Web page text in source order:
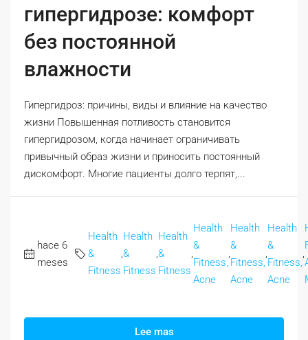
гипергидрозе: комфорт
без постоянной
влажности
Гипергидроз: причины, виды и влияние на качество
жизни Повышенная потливость становится
гипергидрозом, когда начинает ограничивать
привычный образ жизни и приносить постоянный
дискомфорт. Многие пациенты долго терпят,...
hace 6
meses
Health
&
Fitness
,
Health
&
Fitness
,
Health
&
Fitness
,
Health
&
Fitness,
Acne
,
Health
&
Fitness,
Acne
,
Health
&
Fitness,
Acne
,
Lee mas